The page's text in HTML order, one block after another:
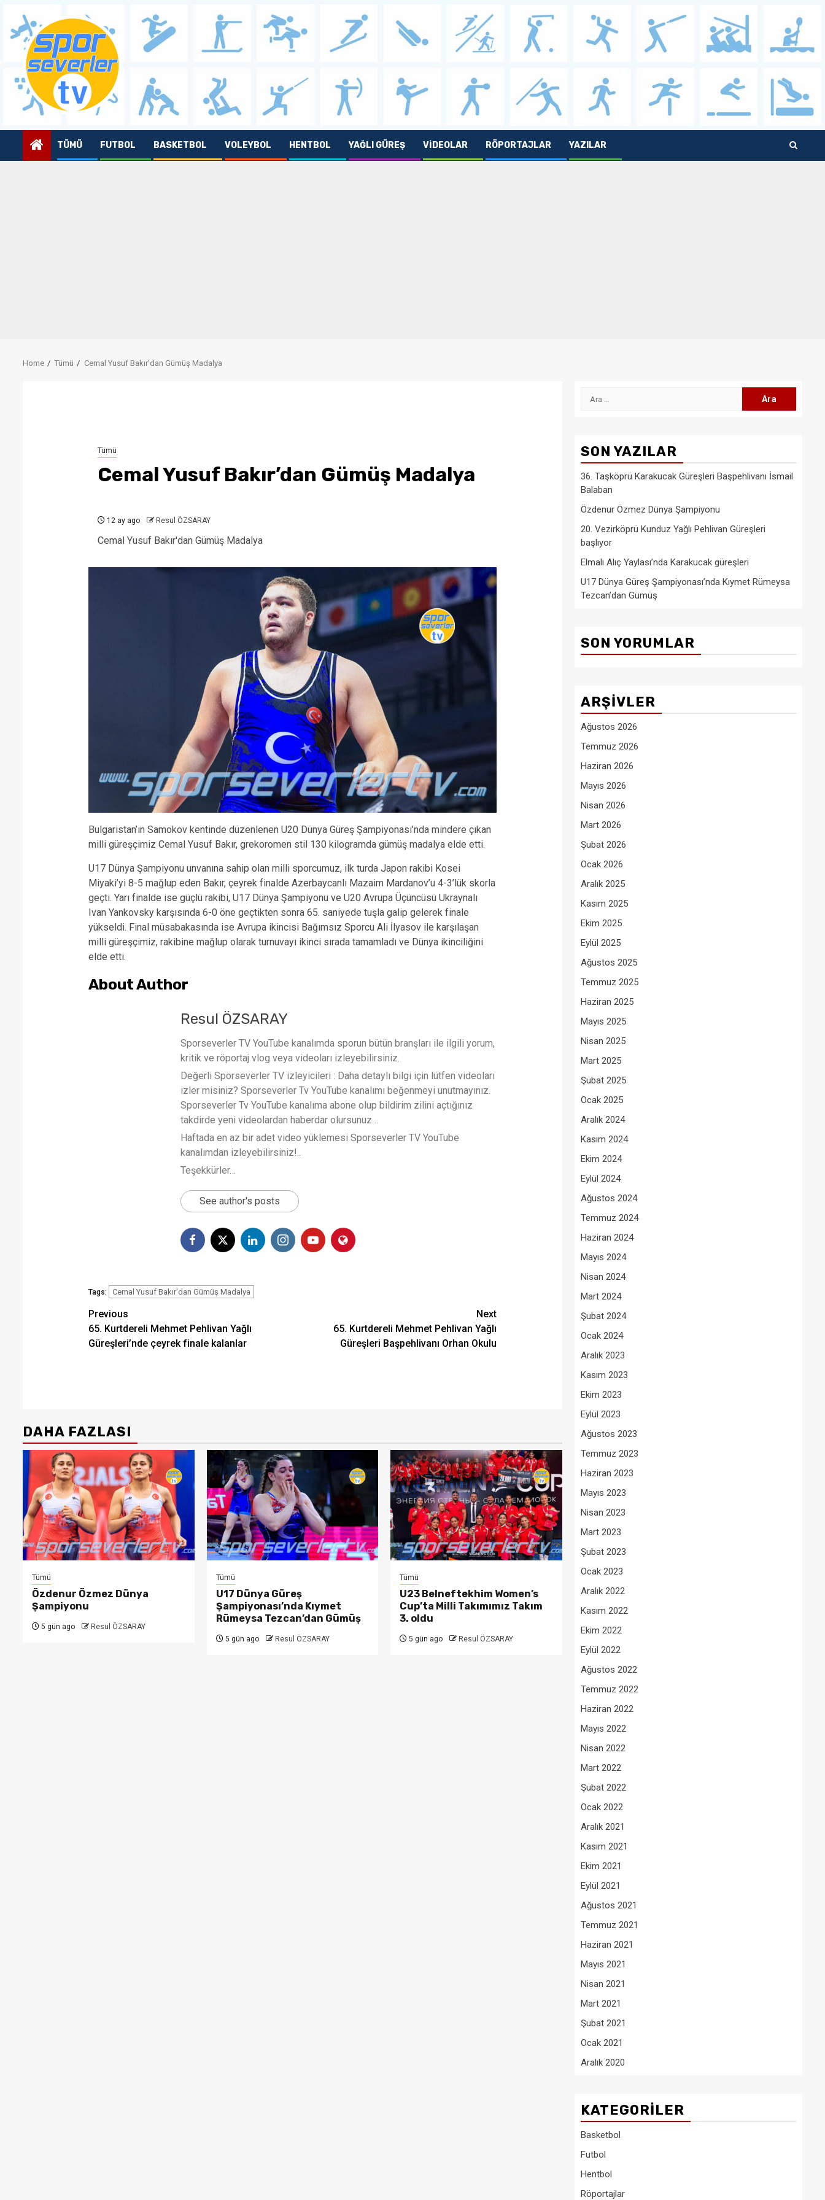
content
TÜMÜ FUTBOL BASKETBOL VOLEYBOL HENTBOL YAĞLI GÜREŞ VIDEOLAR RÖPORTAJLAR YAZILAR
Home Tümü Cemal Yusuf Bakır’dan Gümüş Madalya
Tümü
Cemal Yusuf Bakır’dan Gümüş Madalya
12 ay ago Resul ÖZSARAY
Cemal Yusuf Bakır'dan Gümüş Madalya
Bulgaristan’ın Samokov kentinde düzenlenen U20 Dünya Güreş Şampiyonası’nda mindere çıkan
milli güreşçimiz Cemal Yusuf Bakır, grekoromen stil 130 kilogramda gümüş madalya elde etti.
U17 Dünya Şampiyonu unvanına sahip olan milli sporcumuz, ilk turda Japon rakibi Kosei
Miyaki’yi 8-5 mağlup eden Bakır, çeyrek finalde Azerbaycanlı Mazaim Mardanov’u 4-3’lük skorla
geçti. Yarı finalde ise güçlü rakibi, U17 Dünya Şampiyonu ve U20 Avrupa Üçüncüsü Ukraynalı
Ivan Yankovsky karşısında 6-0 öne geçtikten sonra 65. saniyede tuşla galip gelerek finale
yükseldi. Final müsabakasında ise Avrupa ikincisi Bağımsız Sporcu Ali İlyasov ile karşılaşan
milli güreşçimiz, rakibine mağlup olarak turnuvayı ikinci sırada tamamladı ve Dünya ikinciliğini
elde etti.
About Author
Resul ÖZSARAY
Sporseverler TV YouTube kanalımda sporun bütün branşları ile ilgili yorum,
kritik ve röportaj vlog veya videoları izleyebilirsiniz.
Değerli Sporseverler TV izleyicileri : Daha detaylı bilgi için lütfen videoları
izler misiniz? Sporseverler Tv YouTube kanalımı beğenmeyi unutmayınız.
Sporseverler Tv YouTube kanalıma abone olup bildirim zilini açtığınız
takdirde yeni videolardan haberdar olursunuz…
Haftada en az bir adet video yüklemesi Sporseverler TV YouTube
kanalımdan izleyebilirsiniz!..
Teşekkürler…
See author's posts
Tags: Cemal Yusuf Bakır'dan Gümüş Madalya
Post
navigation
Previous
65. Kurtdereli Mehmet Pehlivan Yağlı
Güreşleri’nde çeyrek finale kalanlar
Next
65. Kurtdereli Mehmet Pehlivan Yağlı
Güreşleri Başpehlivanı Orhan Okulu
DAHA FAZLASI
Tümü
Özdenur Özmez Dünya
Şampiyonu
5 gün ago Resul ÖZSARAY
Tümü
U17 Dünya Güreş
Şampiyonası’nda Kıymet
Rümeysa Tezcan’dan Gümüş
5 gün ago Resul ÖZSARAY
Tümü
U23 Belneftekhim Women’s
Cup’ta Milli Takımımız Takım
3. oldu
5 gün ago Resul ÖZSARAY
Arama:
SON YAZILAR
36. Taşköprü Karakucak Güreşleri Başpehlivanı İsmail
Balaban
Özdenur Özmez Dünya Şampiyonu
20. Vezirköprü Kunduz Yağlı Pehlivan Güreşleri
başlıyor
Elmalı Alıç Yaylası’nda Karakucak güreşleri
U17 Dünya Güreş Şampiyonası’nda Kıymet Rümeysa
Tezcan’dan Gümüş
SON YORUMLAR
ARŞIVLER
Ağustos 2026
Temmuz 2026
Haziran 2026
Mayıs 2026
Nisan 2026
Mart 2026
Şubat 2026
Ocak 2026
Aralık 2025
Kasım 2025
Ekim 2025
Eylül 2025
Ağustos 2025
Temmuz 2025
Haziran 2025
Mayıs 2025
Nisan 2025
Mart 2025
Şubat 2025
Ocak 2025
Aralık 2024
Kasım 2024
Ekim 2024
Eylül 2024
Ağustos 2024
Temmuz 2024
Haziran 2024
Mayıs 2024
Nisan 2024
Mart 2024
Şubat 2024
Ocak 2024
Aralık 2023
Kasım 2023
Ekim 2023
Eylül 2023
Ağustos 2023
Temmuz 2023
Haziran 2023
Mayıs 2023
Nisan 2023
Mart 2023
Şubat 2023
Ocak 2023
Aralık 2022
Kasım 2022
Ekim 2022
Eylül 2022
Ağustos 2022
Temmuz 2022
Haziran 2022
Mayıs 2022
Nisan 2022
Mart 2022
Şubat 2022
Ocak 2022
Aralık 2021
Kasım 2021
Ekim 2021
Eylül 2021
Ağustos 2021
Temmuz 2021
Haziran 2021
Mayıs 2021
Nisan 2021
Mart 2021
Şubat 2021
Ocak 2021
Aralık 2020
KATEGORILER
Basketbol
Futbol
Hentbol
Röportajlar